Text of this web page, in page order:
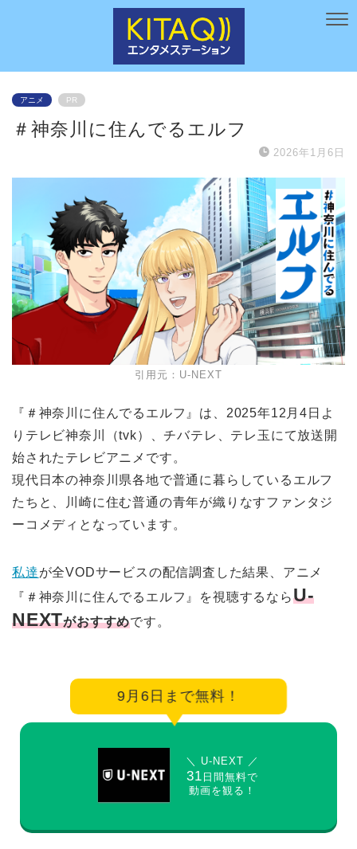
アニメ PR
＃神奈川に住んでるエルフ
2026年1月6日
引用元：U-NEXT
『＃神奈川に住んでるエルフ』は、2025年12月4日よ
りテレビ神奈川（tvk）、チバテレ、テレ玉にて放送開
始されたテレビアニメです。
現代日本の神奈川県各地で普通に暮らしているエルフ
たちと、川崎に住む普通の青年が織りなすファンタジ
ーコメディとなっています。
私達が全VODサービスの配信調査した結果、アニメ
『＃神奈川に住んでるエルフ』を視聴するならU-
NEXTがおすすめです。
9月6日まで無料！
＼ U-NEXT ／
31 日間無料で
動画を観る！